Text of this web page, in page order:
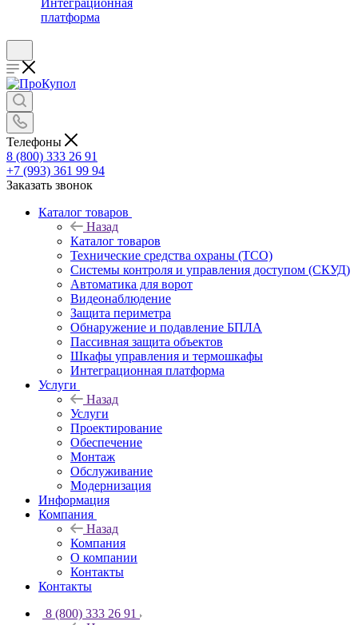
Интеграционная
платформа
Телефоны
8 (800) 333 26 91
+7 (993) 361 99 94
Заказать звонок
Каталог товаров
Назад
Каталог товаров
Технические средства охраны (ТСО)
Системы контроля и управления доступом (СКУД)
Автоматика для ворот
Видеонаблюдение
Защита периметра
Обнаружение и подавление БПЛА
Пассивная защита объектов
Шкафы управления и термошкафы
Интеграционная платформа
Услуги
Назад
Услуги
Проектирование
Обеспечение
Монтаж
Обслуживание
Модернизация
Информация
Компания
Назад
Компания
О компании
Контакты
Контакты
8 (800) 333 26 91